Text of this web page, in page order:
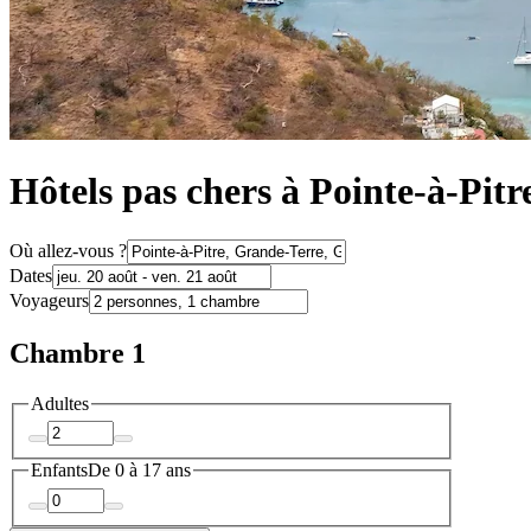
Hôtels pas chers à Pointe-à-
Où allez-vous ?
Dates
Voyageurs
Chambre 1
Adultes
EnfantsDe 0 à 17 ans